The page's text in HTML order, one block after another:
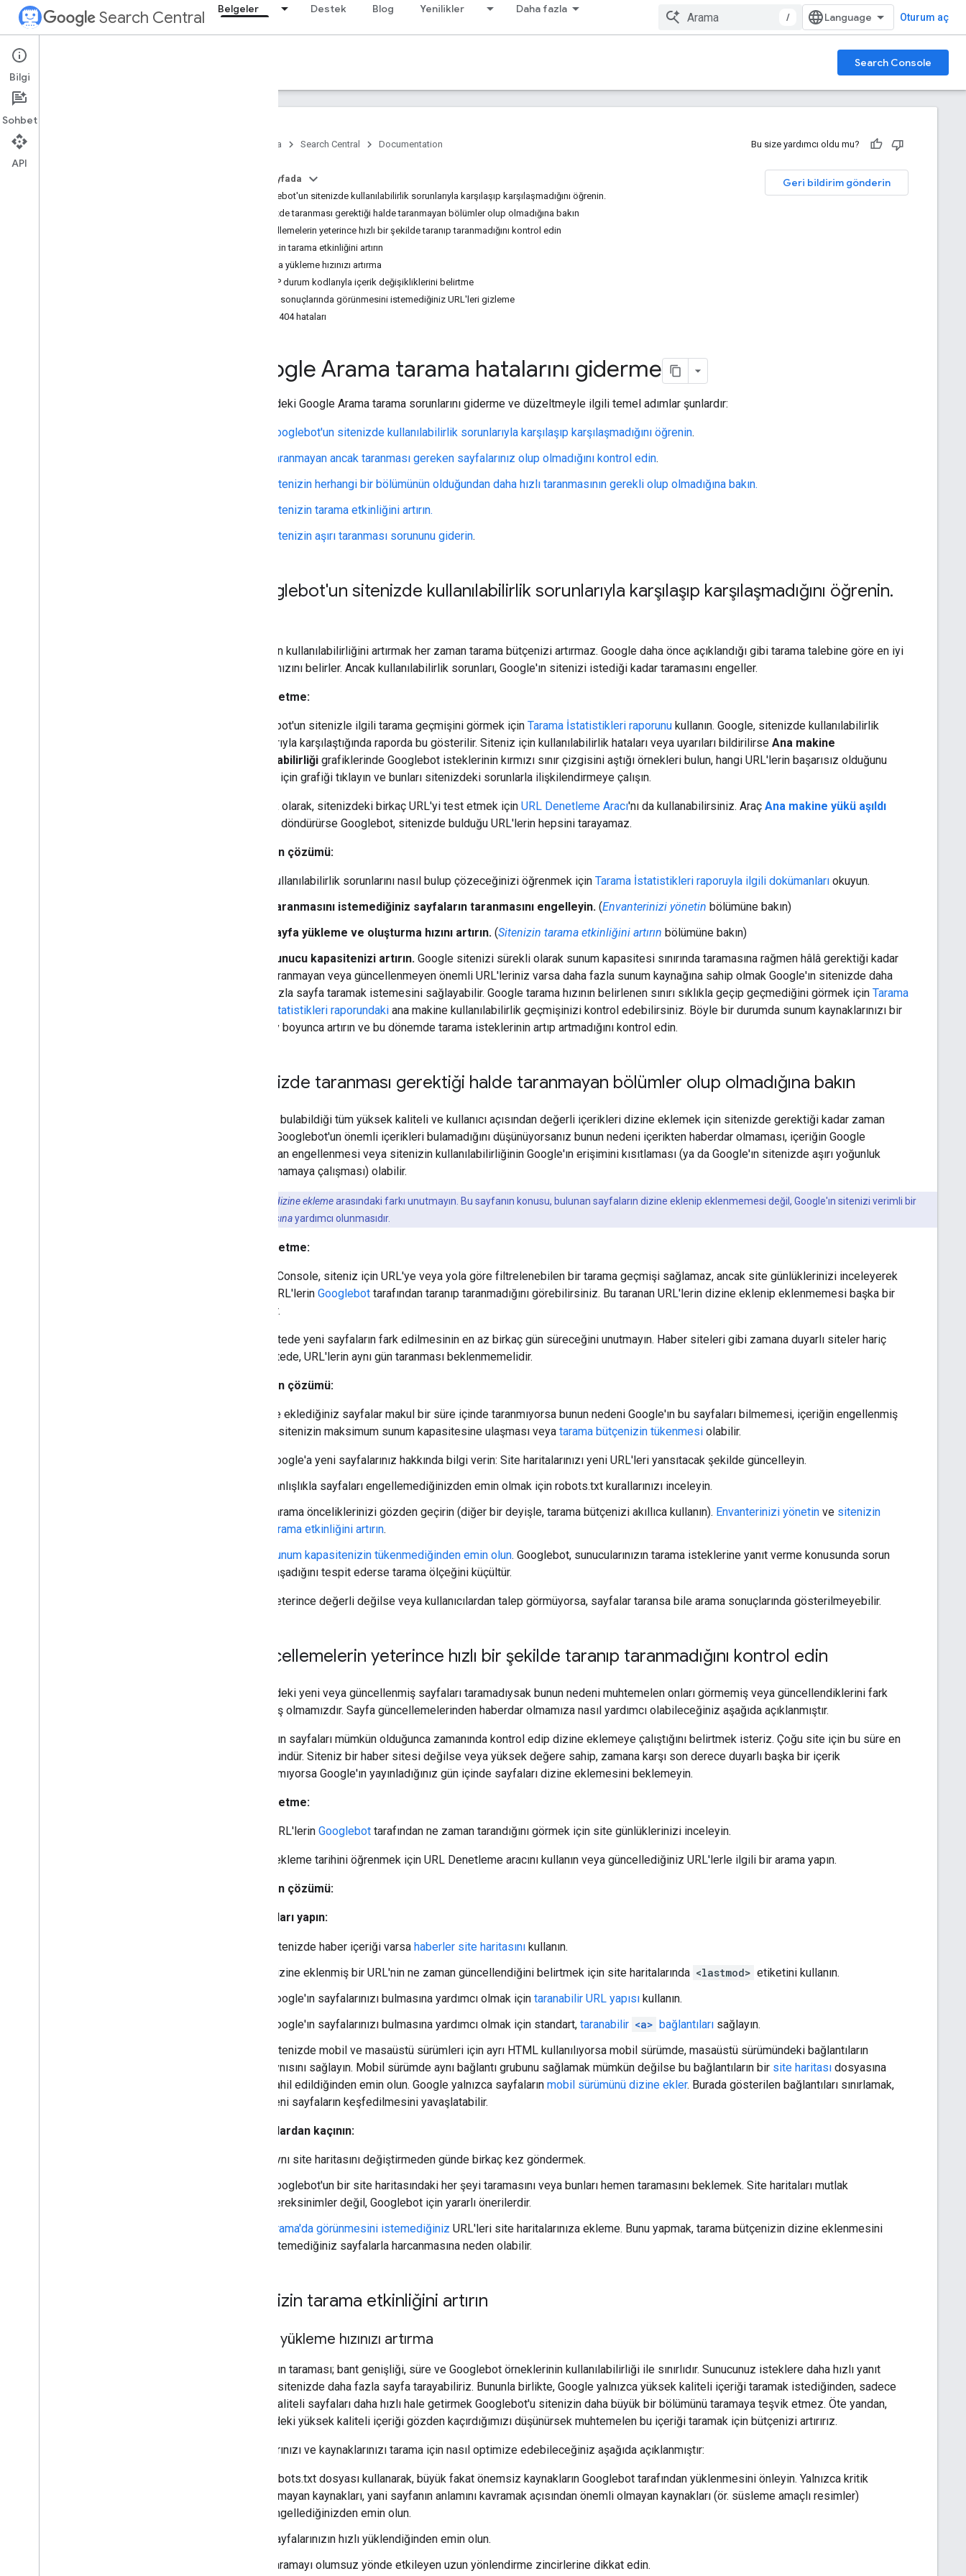
Search Central Belgeler Destek Blog Yenilikler Daha fazla
/ Oturum aç
Documentation Search Console
SEO ile ilgili temel bilgiler
Ana Sayfa Search Central Documentation Bu size yardımcı oldu mu?
Geri bildirim gönderin
Bu sayfada
Googlebot'un sitenizde kullanılabilirlik sorunlarıyla karşılaşıp karşılaşmadığını öğrenin.
Sitenizde taranması gerektiği halde taranmayan bölümler olup olmadığına bakın
Güncellemelerin yeterince hızlı bir şekilde taranıp taranmadığını kontrol edin
Sitenizin tarama etkinliğini artırın
Sayfa yükleme hızınızı artırma
HTTP durum kodlarıyla içerik değişikliklerini belirtme
Arama sonuçlarında görünmesini istemediğiniz URL'leri gizleme
soft 404 hataları
Google Arama tarama hatalarını giderme
Sitenizdeki Google Arama tarama sorunlarını giderme ve düzeltmeyle ilgili temel adımlar şunlardır:
Googlebot'un sitenizde kullanılabilirlik sorunlarıyla karşılaşıp karşılaşmadığını öğrenin.
Taranmayan ancak taranması gereken sayfalarınız olup olmadığını kontrol edin.
Sitenizin herhangi bir bölümünün olduğundan daha hızlı taranmasının gerekli olup olmadığına bakın.
Sitenizin tarama etkinliğini artırın.
Sitenizin aşırı taranması sorununu giderin.
Googlebot'un sitenizde kullanılabilirlik sorunlarıyla karşılaşıp karşılaşmadığını öğrenin.
Sitenizin kullanılabilirliğini artırmak her zaman tarama bütçenizi artırmaz. Google daha önce açıklandığı gibi tarama talebine göre en iyi
tarama hızını belirler. Ancak kullanılabilirlik sorunları, Google'ın sitenizi istediği kadar taramasını engeller.
Teşhis etme:
Googlebot'un sitenizle ilgili tarama geçmişini görmek için Tarama İstatistikleri raporunu kullanın. Google, sitenizde kullanılabilirlik
sorunlarıyla karşılaştığında raporda bu gösterilir. Siteniz için kullanılabilirlik hataları veya uyarıları bildirilirse Ana makine
kullanılabilirliği grafiklerinde Googlebot isteklerinin kırmızı sınır çizgisini aştığı örnekleri bulun, hangi URL'lerin başarısız olduğunu
görmek için grafiği tıklayın ve bunları sitenizdeki sorunlarla ilişkilendirmeye çalışın.
Buna ek olarak, sitenizdeki birkaç URL'yi test etmek için URL Denetleme Aracı'nı da kullanabilirsiniz. Araç Ana makine yükü aşıldı
uyarıları döndürürse Googlebot, sitenizde bulduğu URL'lerin hepsini tarayamaz.
Sorunun çözümü:
Kullanılabilirlik sorunlarını nasıl bulup çözeceğinizi öğrenmek için Tarama İstatistikleri raporuyla ilgili dokümanları okuyun.
Taranmasını istemediğiniz sayfaların taranmasını engelleyin. (Envanterinizi yönetin bölümüne bakın)
Sayfa yükleme ve oluşturma hızını artırın. (Sitenizin tarama etkinliğini artırın bölümüne bakın)
Sunucu kapasitenizi artırın. Google sitenizi sürekli olarak sunum kapasitesi sınırında taramasına rağmen hâlâ gerektiği kadar
taranmayan veya güncellenmeyen önemli URL'leriniz varsa daha fazla sunum kaynağına sahip olmak Google'ın sitenizde daha
fazla sayfa taramak istemesini sağlayabilir. Google tarama hızının belirlenen sınırı sıklıkla geçip geçmediğini görmek için Tarama
İstatistikleri raporundaki ana makine kullanılabilirlik geçmişinizi kontrol edebilirsiniz. Böyle bir durumda sunum kaynaklarınızı bir
ay boyunca artırın ve bu dönemde tarama isteklerinin artıp artmadığını kontrol edin.
Sitenizde taranması gerektiği halde taranmayan bölümler olup olmadığına bakın
Google, bulabildiği tüm yüksek kaliteli ve kullanıcı açısından değerli içerikleri dizine eklemek için sitenizde gerektiği kadar zaman
geçirir. Googlebot'un önemli içerikleri bulamadığını düşünüyorsanız bunun nedeni içerikten haberdar olmaması, içeriğin Google
tarafından engellenmesi veya sitenizin kullanılabilirliğinin Google'ın erişimini kısıtlaması (ya da Google'ın sitenizde aşırı yoğunluk
oluşturmamaya çalışması) olabilir.
dizine eklemearasındaki farkı unutmayın. Bu sayfanın konusu, bulunan sayfaların dizine eklenip eklenmemesi değil, Google'ın sitenizi verimli bir
taramasınayardımcı olunmasıdır.
Teşhis etme:
Search Console, siteniz için URL'ye veya yola göre filtrelenebilen bir tarama geçmişi sağlamaz, ancak site günlüklerinizi inceleyerek
belirli URL'lerin Googlebot tarafından taranıp taranmadığını görebilirsiniz. Bu taranan URL'lerin dizine eklenip eklenmemesi başka bir
konudur.
Çoğu sitede yeni sayfaların fark edilmesinin en az birkaç gün süreceğini unutmayın. Haber siteleri gibi zamana duyarlı siteler hariç
çoğu sitede, URL'lerin aynı gün taranması beklenmemelidir.
Sorunun çözümü:
Sitenize eklediğiniz sayfalar makul bir süre içinde taranmıyorsa bunun nedeni Google'ın bu sayfaları bilmemesi, içeriğin engellenmiş
olması, sitenizin maksimum sunum kapasitesine ulaşması veya tarama bütçenizin tükenmesi olabilir.
Google'a yeni sayfalarınız hakkında bilgi verin: Site haritalarınızı yeni URL'leri yansıtacak şekilde güncelleyin.
Yanlışlıkla sayfaları engellemediğinizden emin olmak için robots.txt kurallarınızı inceleyin.
Tarama önceliklerinizi gözden geçirin (diğer bir deyişle, tarama bütçenizi akıllıca kullanın). Envanterinizi yönetin ve sitenizin
tarama etkinliğini artırın.
Sunum kapasitenizin tükenmediğinden emin olun. Googlebot, sunucularınızın tarama isteklerine yanıt verme konusunda sorun
yaşadığını tespit ederse tarama ölçeğini küçültür.
İçerik yeterince değerli değilse veya kullanıcılardan talep görmüyorsa, sayfalar taransa bile arama sonuçlarında gösterilmeyebilir.
Güncellemelerin yeterince hızlı bir şekilde taranıp taranmadığını kontrol edin
Sitenizdeki yeni veya güncellenmiş sayfaları taramadıysak bunun nedeni muhtemelen onları görmemiş veya güncellendiklerini fark
etmemiş olmamızdır. Sayfa güncellemelerinden haberdar olmamıza nasıl yardımcı olabileceğiniz aşağıda açıklanmıştır.
Google'ın sayfaları mümkün olduğunca zamanında kontrol edip dizine eklemeye çalıştığını belirtmek isteriz. Çoğu site için bu süre en
az üç gündür. Siteniz bir haber sitesi değilse veya yüksek değere sahip, zamana karşı son derece duyarlı başka bir içerik
barındırmıyorsa Google'ın yayınladığınız gün içinde sayfaları dizine eklemesini beklemeyin.
Teşhis etme:
Belirli URL'lerin Googlebot tarafından ne zaman tarandığını görmek için site günlüklerinizi inceleyin.
Dizine ekleme tarihini öğrenmek için URL Denetleme aracını kullanın veya güncellediğiniz URL'lerle ilgili bir arama yapın.
Sorunun çözümü:
Şunları yapın:
Sitenizde haber içeriği varsa haberler site haritasını kullanın.
Dizine eklenmiş bir URL'nin ne zaman güncellendiğini belirtmek için site haritalarında <lastmod> etiketini kullanın.
Google'ın sayfalarınızı bulmasına yardımcı olmak için taranabilir URL yapısı kullanın.
Google'ın sayfalarınızı bulmasına yardımcı olmak için standart, taranabilir <a> bağlantıları sağlayın.
Sitenizde mobil ve masaüstü sürümleri için ayrı HTML kullanılıyorsa mobil sürümde, masaüstü sürümündeki bağlantıların
aynısını sağlayın. Mobil sürümde aynı bağlantı grubunu sağlamak mümkün değilse bu bağlantıların bir site haritası dosyasına
dahil edildiğinden emin olun. Google yalnızca sayfaların mobil sürümünü dizine ekler. Burada gösterilen bağlantıları sınırlamak,
yeni sayfaların keşfedilmesini yavaşlatabilir.
Şunlardan kaçının:
Aynı site haritasını değiştirmeden günde birkaç kez göndermek.
Googlebot'un bir site haritasındaki her şeyi taramasını veya bunları hemen taramasını beklemek. Site haritaları mutlak
gereksinimler değil, Googlebot için yararlı önerilerdir.
Arama'da görünmesini istemediğiniz URL'leri site haritalarınıza ekleme. Bunu yapmak, tarama bütçenizin dizine eklenmesini
istemediğiniz sayfalarla harcanmasına neden olabilir.
Sitenizin tarama etkinliğini artırın
Sayfa yükleme hızınızı artırma
Google'ın taraması; bant genişliği, süre ve Googlebot örneklerinin kullanılabilirliği ile sınırlıdır. Sunucunuz isteklere daha hızlı yanıt
verirse sitenizde daha fazla sayfa tarayabiliriz. Bununla birlikte, Google yalnızca yüksek kaliteli içeriği taramak istediğinden, sadece
düşük kaliteli sayfaları daha hızlı hale getirmek Googlebot'u sitenizin daha büyük bir bölümünü taramaya teşvik etmez. Öte yandan,
sitenizdeki yüksek kaliteli içeriği gözden kaçırdığımızı düşünürsek muhtemelen bu içeriği taramak için bütçenizi artırırız.
Sayfalarınızı ve kaynaklarınızı tarama için nasıl optimize edebileceğiniz aşağıda açıklanmıştır:
robots.txt dosyası kullanarak, büyük fakat önemsiz kaynakların Googlebot tarafından yüklenmesini önleyin. Yalnızca kritik
olmayan kaynakları, yani sayfanın anlamını kavramak açısından önemli olmayan kaynakları (ör. süsleme amaçlı resimler)
engellediğinizden emin olun.
Sayfalarınızın hızlı yüklendiğinden emin olun.
Taramayı olumsuz yönde etkileyen uzun yönlendirme zincirlerine dikkat edin.
Bilgi
Sohbet
API